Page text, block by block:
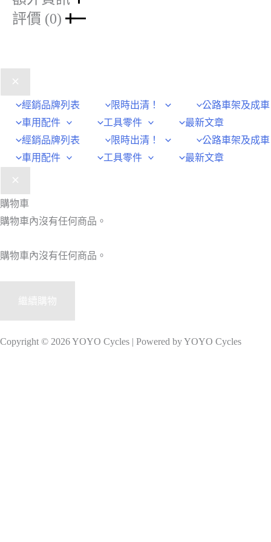
評價 (0)
經銷品牌列表 限時出清！
公路車架及成車
車用配件
工具零件
最新文章
經銷品牌列表
限時出清！
公路車架及成車
車用配件
工具零件 最新文章
購物車
購物車內沒有任何商品。
購物車內沒有任何商品。
繼續購物
Copyright © 2026 YOYO Cycles | Powered by YOYO Cycles